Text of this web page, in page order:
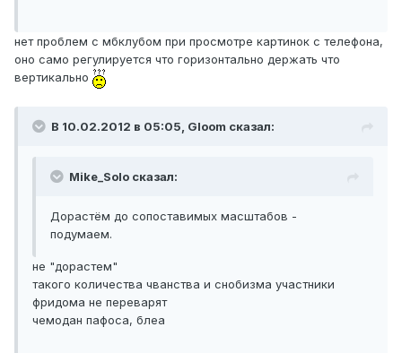
нет проблем с мбклубом при просмотре картинок с телефона,
оно само регулируется что горизонтально держать что
вертикально
В 10.02.2012 в 05:05, Gloom сказал:
Mike_Solo сказал:
Дорастём до сопоставимых масштабов -
подумаем.
не "дорастем"
такого количества чванства и снобизма участники
фридома не переварят
чемодан пафоса, блеа